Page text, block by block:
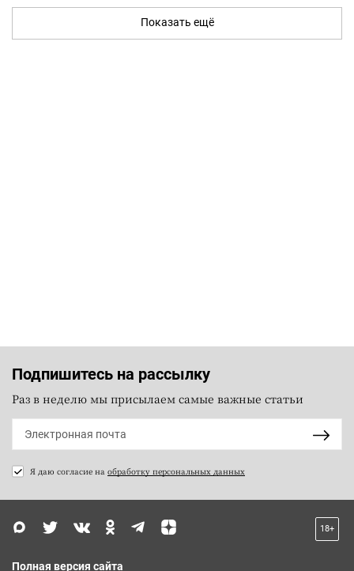
Показать ещё
Подпишитесь на рассылку
Раз в неделю мы присылаем самые важные статьи
Я даю согласие на обработку персональных данных
18+
Полная версия сайта